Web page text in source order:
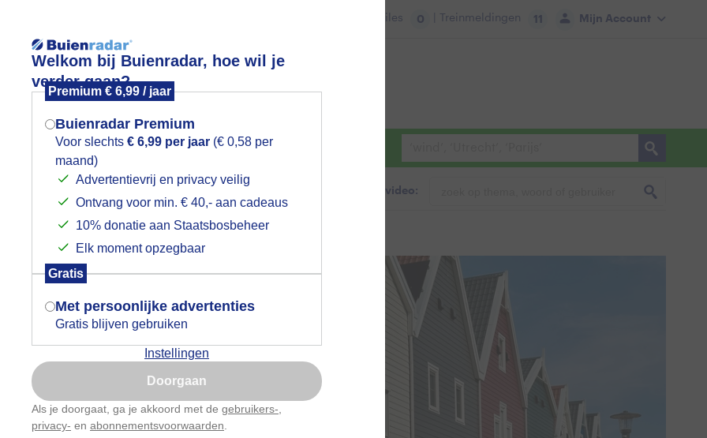
Welkom bij Buienradar, hoe wil je
verder gaan?
Premium € 6,99 / jaar
Buienradar Premium
Voor slechts € 6,99 per jaar (€ 0,58 per
maand)
Advertentievrij en privacy veilig
Ontvang voor min. € 40,- aan cadeaus
10% donatie aan Staatsbosbeheer
Elk moment opzegbaar
Gratis
Met persoonlijke advertenties
Gratis blijven gebruiken
Instellingen
Doorgaan
Als je doorgaat, ga je akkoord met de gebruikers-
privacy- en abonnementsvoorwaarden
Mijn Account
Files 0 | Treinmeldingen 11
Foto en video Weerzine
Zoeken in foto & video:
Mogen we je locatie gebruiken voor
het weer?
Indien je hier nog geen akkoord op hebt
gegeven, verschijnt er zo een pop-up uit
je browser waarin deze toestemming
gevraagd wordt.
Is goed, toon de popup
Nu niet, misschien later
Gebruik je Safari en wil je niet elke dag deze pop-up